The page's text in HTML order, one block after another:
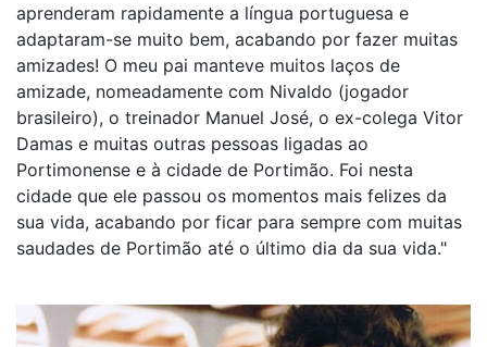
aprenderam rapidamente a língua portuguesa e
adaptaram-se muito bem, acabando por fazer muitas
amizades! O meu pai manteve muitos laços de
amizade, nomeadamente com Nivaldo (jogador
brasileiro), o treinador Manuel José, o ex-colega Vitor
Damas e muitas outras pessoas ligadas ao
Portimonense e à cidade de Portimão. Foi nesta
cidade que ele passou os momentos mais felizes da
sua vida, acabando por ficar para sempre com muitas
saudades de Portimão até o último dia da sua vida."